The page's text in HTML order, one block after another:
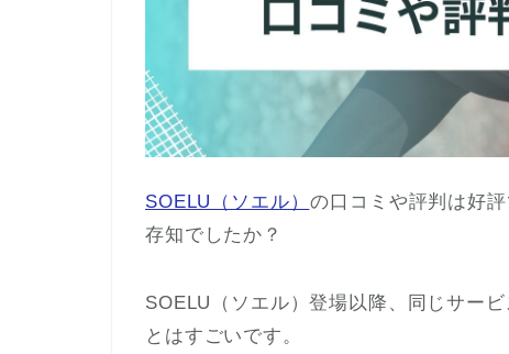
SOELU（ソエル） の口コミや評判は好
存知でしたか？
SOELU（ソエル）登場以降、同じサー
とはすごいです。